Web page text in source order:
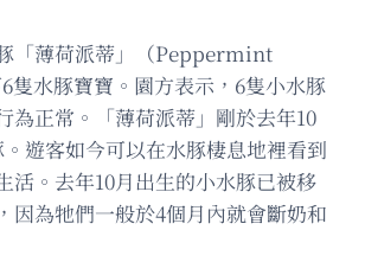
「薄荷派蒂」（Peppermint
隻水豚寶寶。園方表示，6隻小水豚
為正常。「薄荷派蒂」剛於去年10
遊客如今可以在水豚棲息地裡看到
活。去年10月出生的小水豚已被移
因為牠們一般於4個月內就會斷奶和